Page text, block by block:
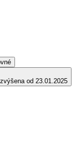
od 23.01.2025